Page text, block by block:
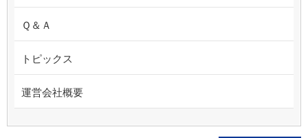
Ｑ＆Ａ
トピックス
運営会社概要